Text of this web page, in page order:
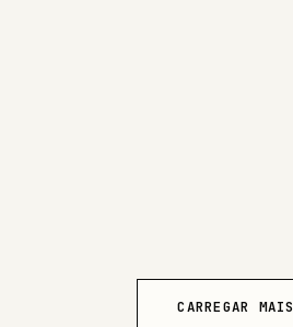
CARREGAR MAIS